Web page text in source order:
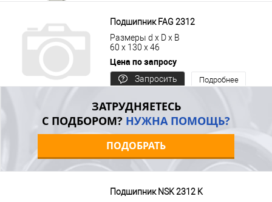
Подшипник FAG 2312
Размеры d x D x B
60 x 130 x 46
Цена по запросу
Запросить
Подробнее
ЗАТРУДНЯЕТЕСЬ
С ПОДБОРОМ? НУЖНА ПОМОЩЬ?
ПОДОБРАТЬ
Подшипник NSK 2312 K